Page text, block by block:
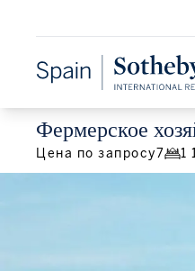
Фермерское
Цена по запросу7 1